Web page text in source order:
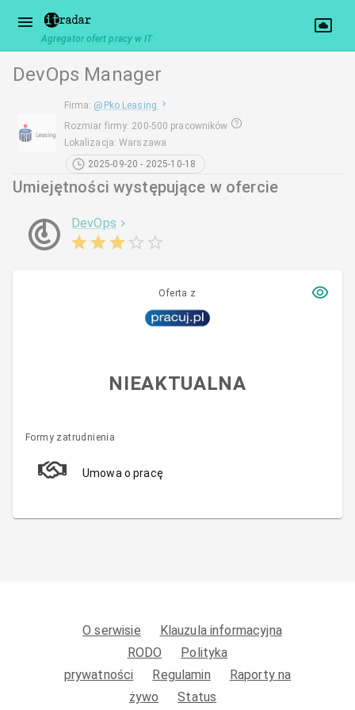
Agregator ofert pracy w IT
DevOps Manager
Firma: @ Pko Leasing
Rozmiar firmy: 200-500 pracowników
Lokalizacja:Warszawa
2025-09-20 - 2025-10-18
Umiejętności występujące w ofercie
DevOps
Oferta z
NIEAKTUALNA
Formy zatrudnienia
Umowa o pracę
O serwisie
Klauzula informacyjna
RODO
Polityka
prywatności
Regulamin
Raporty na
żywo
Status